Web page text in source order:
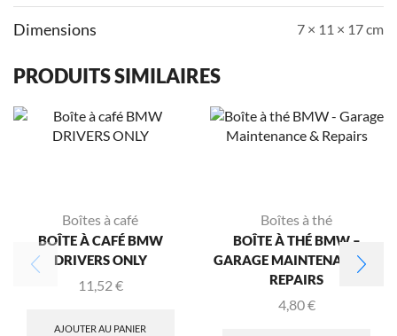
Dimensions 7 × 11 × 17 cm
PRODUITS SIMILAIRES
Boîtes à café
BOÎTE À CAFÉ BMW
DRIVERS ONLY
11,52 €
AJOUTER AU PANIER
Boîtes à thé
BOÎTE À THÉ BMW –
GARAGE MAINTENANCE &
REPAIRS
4,80€